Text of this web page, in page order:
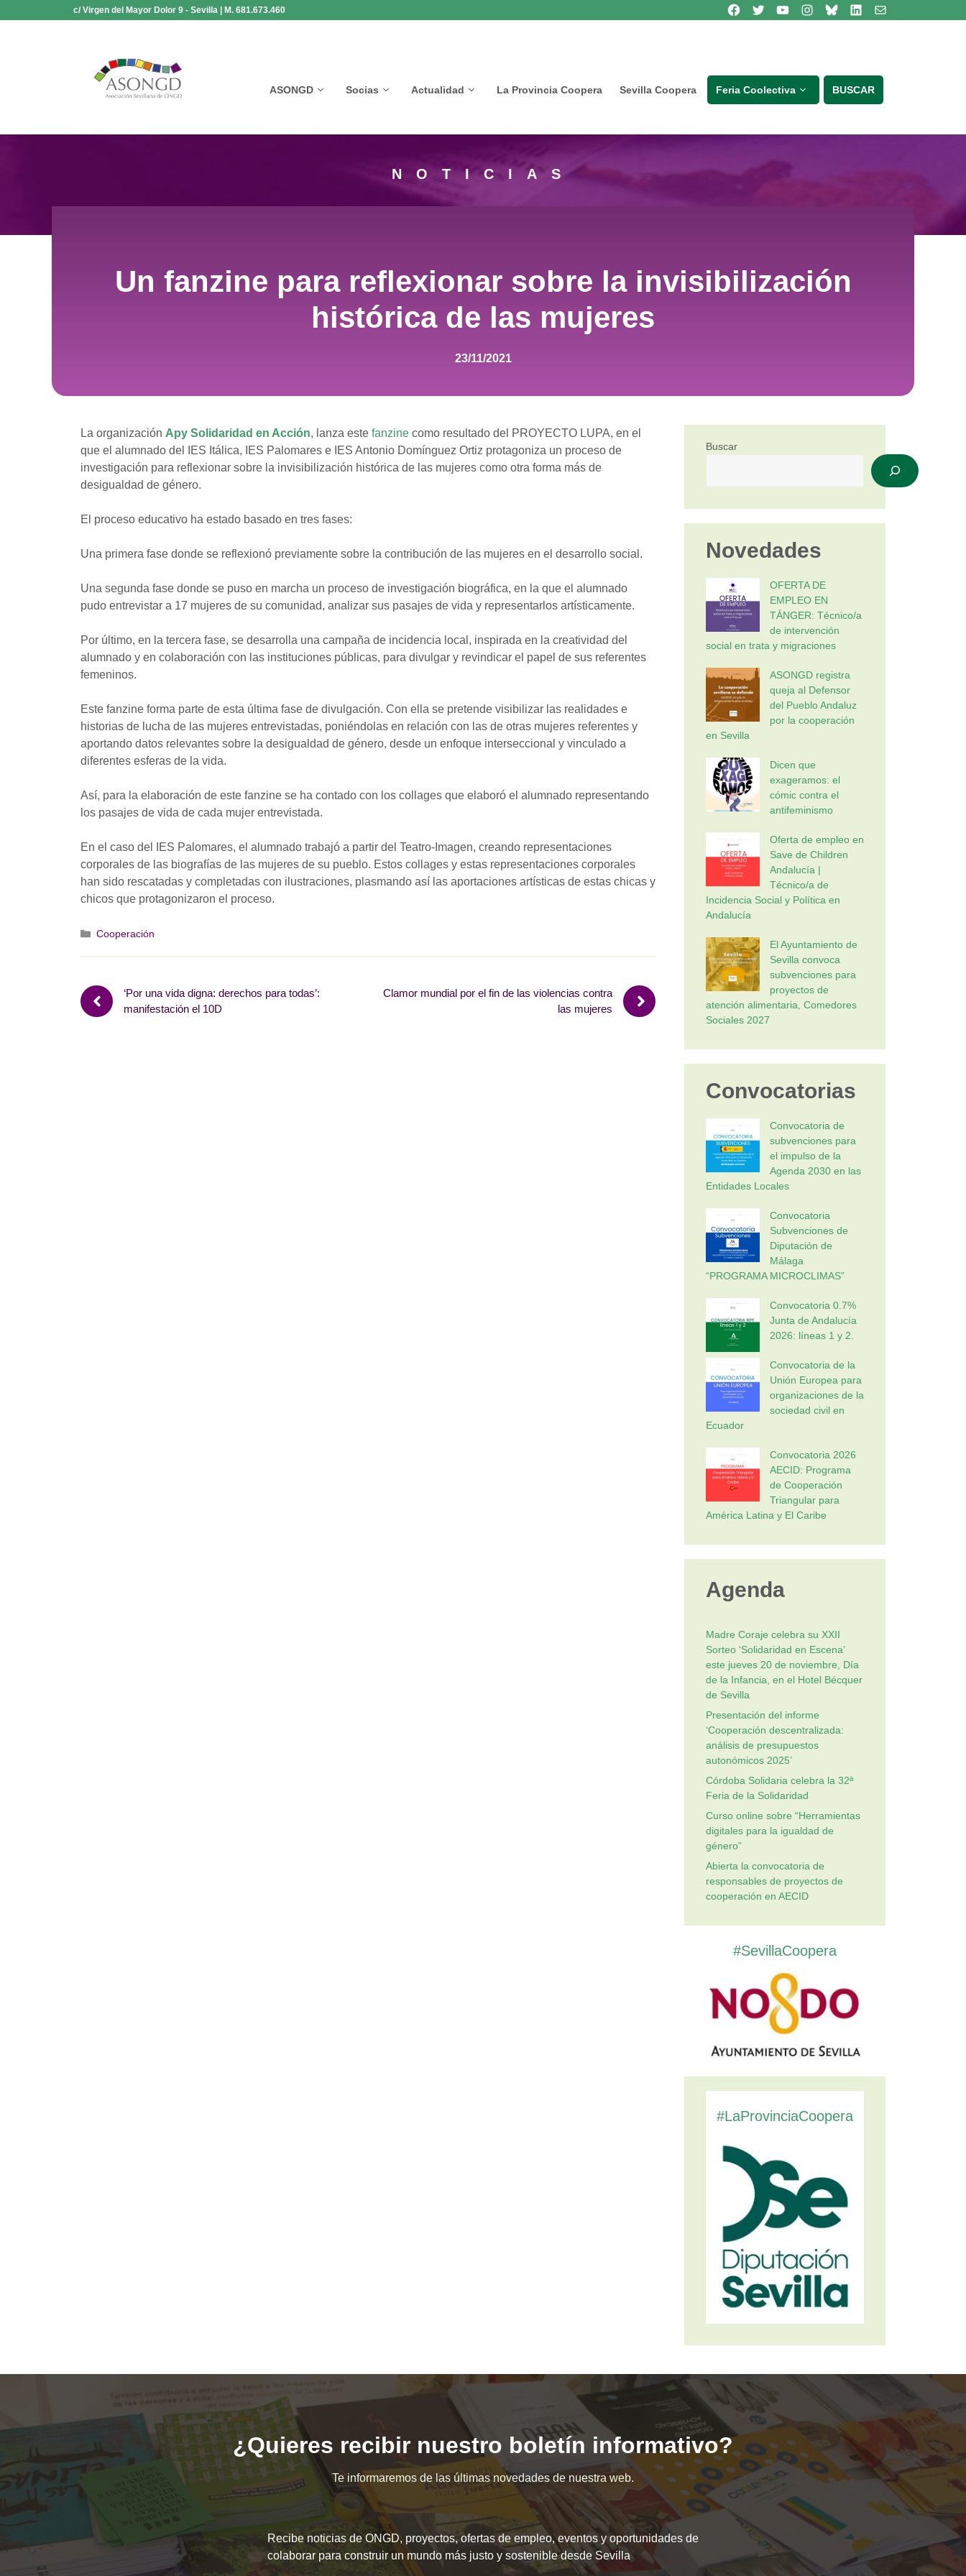
c/ Virgen del Mayor Dolor 9 - Sevilla | M. 681.673.460 Síguenos en Facebook
Síguenos en TwitterSíguenos en Youtube
Síguenos en Instagram
Bluesky
Síguenos en Linkedincontacto
ASONGD Socias Actualidad La Provincia Coopera Sevilla Coopera Feria Coolectiva BUSCAR
NOTICIAS
Un fanzine para reflexionar sobre la invisibilización
histórica de las mujeres
23/11/2021
La organización Apy Solidaridad en Acción, lanza este fanzine como resultado del PROYECTO LUPA, en el
que el alumnado del IES Itálica, IES Palomares e IES Antonio Domínguez Ortiz protagoniza un proceso de
investigación para reflexionar sobre la invisibilización histórica de las mujeres como otra forma más de
desigualdad de género.
El proceso educativo ha estado basado en tres fases:
Una primera fase donde se reflexionó previamente sobre la contribución de las mujeres en el desarrollo social.
Una segunda fase donde se puso en marcha un proceso de investigación biográfica, en la que el alumnado
pudo entrevistar a 17 mujeres de su comunidad, analizar sus pasajes de vida y representarlos artísticamente.
Por último, en la tercera fase, se desarrolla una campaña de incidencia local, inspirada en la creatividad del
alumnado y en colaboración con las instituciones públicas, para divulgar y revindicar el papel de sus referentes
femeninos.
Este fanzine forma parte de esta última fase de divulgación. Con ella se pretende visibilizar las realidades e
historias de lucha de las mujeres entrevistadas, poniéndolas en relación con las de otras mujeres referentes y
aportando datos relevantes sobre la desigualdad de género, desde un enfoque interseccional y vinculado a
diferentes esferas de la vida.
Así, para la elaboración de este fanzine se ha contado con los collages que elaboró el alumnado representando
los pasajes de vida de cada mujer entrevistada.
En el caso del IES Palomares, el alumnado trabajó a partir del Teatro-Imagen, creando representaciones
corporales de las biografías de las mujeres de su pueblo. Estos collages y estas representaciones corporales
han sido rescatadas y completadas con ilustraciones, plasmando así las aportaciones artísticas de estas chicas y
chicos que protagonizaron el proceso.
Categorías
Cooperación
‘Por una vida digna: derechos para todas’:
manifestación el 10D
Clamor mundial por el fin de las violencias contra
las mujeres
Buscar
Novedades
OFERTA DE
EMPLEO EN
TÁNGER: Técnico/a
de intervención
social en trata y migraciones
ASONGD registra
queja al Defensor
del Pueblo Andaluz
por la cooperación
en Sevilla
Dicen que
exageramos: el
cómic contra el
antifeminismo
Oferta de empleo en
Save de Children
Andalucía |
Técnico/a de
Incidencia Social y Política en
Andalucía
El Ayuntamiento de
Sevilla convoca
subvenciones para
proyectos de
atención alimentaria, Comedores
Sociales 2027
Convocatorias
Convocatoria de
subvenciones para
el impulso de la
Agenda 2030 en las
Entidades Locales
Convocatoria
Subvenciones de
Diputación de
Málaga
“PROGRAMA MICROCLIMAS”
Convocatoria 0.7%
Junta de Andalucía
2026: líneas 1 y 2.
Convocatoria de la
Unión Europea para
organizaciones de la
sociedad civil en
Ecuador
Convocatoria 2026
AECID: Programa
de Cooperación
Triangular para
América Latina y El Caribe
Agenda
Madre Coraje celebra su XXII
Sorteo ‘Solidaridad en Escena’
este jueves 20 de noviembre, Día
de la Infancia, en el Hotel Bécquer
de Sevilla
Presentación del informe
‘Cooperación descentralizada:
análisis de presupuestos
autonómicos 2025’
Córdoba Solidaria celebra la 32ª
Feria de la Solidaridad
Curso online sobre “Herramientas
digitales para la igualdad de
género”
Abierta la convocatoria de
responsables de proyectos de
cooperación en AECID
#SevillaCoopera
#LaProvinciaCoopera
¿Quieres recibir nuestro boletín informativo?
Te informaremos de las últimas novedades de nuestra web.
Recibe noticias de ONGD, proyectos, ofertas de empleo, eventos y oportunidades de
colaborar para construir un mundo más justo y sostenible desde Sevilla